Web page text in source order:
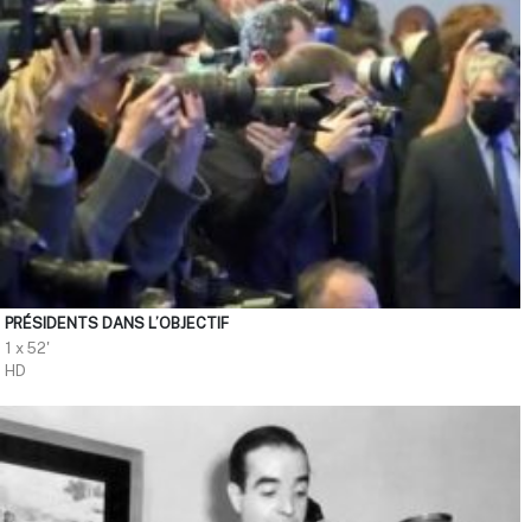
PRÉSIDENTS DANS L’OBJECTIF
1 x 52'
HD